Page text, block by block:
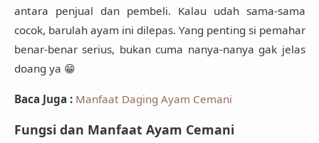
antara penjual dan pembeli. Kalau udah sama-sama
cocok, barulah ayam ini dilepas. Yang penting si pemahar
benar-benar serius, bukan cuma nanya-nanya gak jelas
doang ya 😁
Baca Juga : Manfaat Daging Ayam Cemani
Fungsi dan Manfaat Ayam Cemani